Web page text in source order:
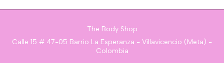
The Body Shop
Calle 15 # 47-05 Barrio La Esperanza - Villavicencio (Meta) -
Colombia